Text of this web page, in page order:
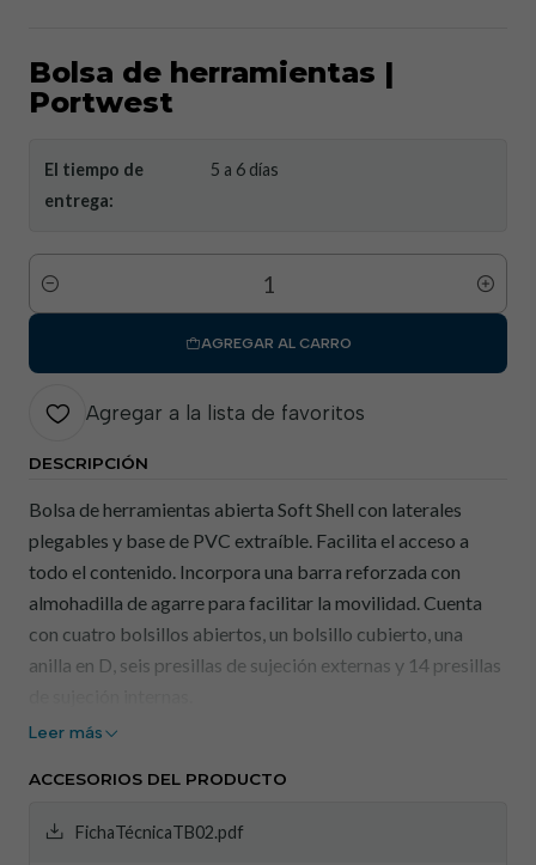
Bolsa de herramientas |
Portwest
El tiempo de
entrega:
5 a 6 días
Cantidad
AGREGAR AL CARRO
Agregar a la lista de favoritos
DESCRIPCIÓN
Bolsa de herramientas abierta Soft Shell con laterales
plegables y base de PVC extraíble. Facilita el acceso a
todo el contenido. Incorpora una barra reforzada con
almohadilla de agarre para facilitar la movilidad. Cuenta
con cuatro bolsillos abiertos, un bolsillo cubierto, una
anilla en D, seis presillas de sujeción externas y 14 presillas
Laterales plegables y base desmontable.
Leer más
ACCESORIOS DEL PRODUCTO
FichaTécnicaTB02.pdf